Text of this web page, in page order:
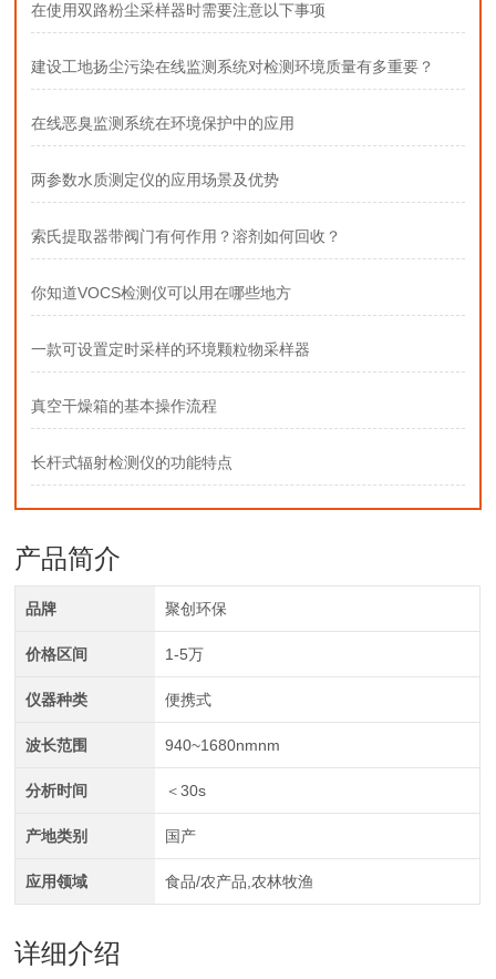
在使用双路粉尘采样器时需要注意以下事项
建设工地扬尘污染在线监测系统对检测环境质量有多重要？
在线恶臭监测系统在环境保护中的应用
两参数水质测定仪的应用场景及优势
索氏提取器带阀门有何作用？溶剂如何回收？
你知道VOCS检测仪可以用在哪些地方
一款可设置定时采样的环境颗粒物采样器
真空干燥箱的基本操作流程
长杆式辐射检测仪的功能特点
产品简介
品牌 聚创环保
价格区间 1-5万
仪器种类 便携式
波长范围 940~1680nmnm
分析时间 ＜30s
产地类别 国产
应用领域 食品/农产品,农林牧渔
详细介绍